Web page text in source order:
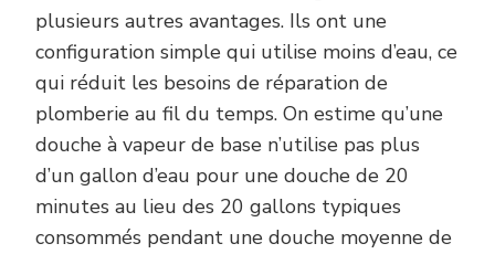
plusieurs autres avantages. Ils ont une
configuration simple qui utilise moins d’eau, ce
qui réduit les besoins de réparation de
plomberie au fil du temps. On estime qu’une
douche à vapeur de base n’utilise pas plus
d’un gallon d’eau pour une douche de 20
minutes au lieu des 20 gallons typiques
consommés pendant une douche moyenne de